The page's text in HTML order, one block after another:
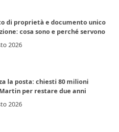
di proprietà e documento unico
cosa sono e perché servono
2026
la posta: chiesti 80 milioni
per restare due anni
2026